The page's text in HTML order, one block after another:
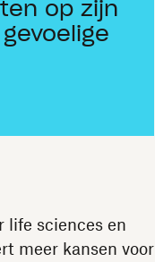
op zijn
life sciences en
meer kansen voor